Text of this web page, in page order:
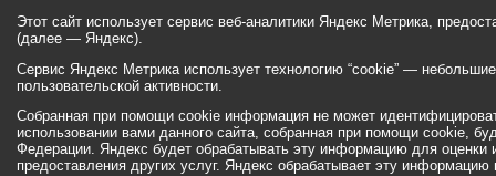
Этот сайт использует сервис веб-аналитики Яндекс Метрика,
(далее — Яндекс).
Сервис Яндекс Метрика использует технологию “cookie” —
пользовательской активности.
Собранная при помощи cookie информация не может
использовании вами данного сайта, собранная при помощи cookie,
Федерации. Яндекс будет обрабатывать эту информацию для оценки
предоставления других услуг. Яндекс обрабатывает эту